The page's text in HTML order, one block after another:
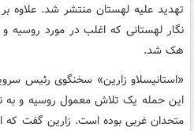
تهدید علیه لهستان منتشر شد. علاوه
نگار لهستانی که اغلب در مورد
هک شد.
«استانیسلاو زارین» سخنگوی رئیس
این حمله یک تلاش معمول روسیه و به
متحدان غربی بوده است. زارین گفت که